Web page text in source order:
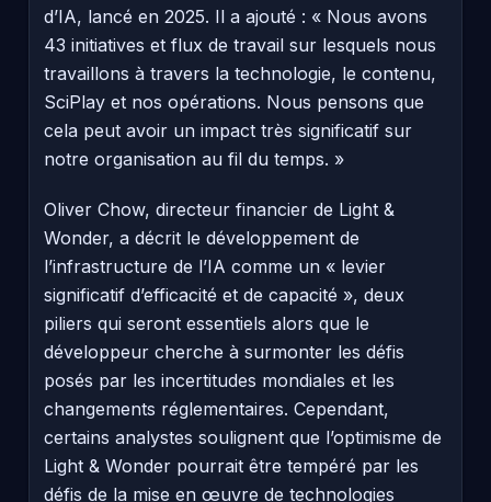
d’IA, lancé en 2025. Il a ajouté : « Nous avons
43 initiatives et flux de travail sur lesquels nous
travaillons à travers la technologie, le contenu,
SciPlay et nos opérations. Nous pensons que
cela peut avoir un impact très significatif sur
notre organisation au fil du temps. »
Oliver Chow, directeur financier de Light &
Wonder, a décrit le développement de
l’infrastructure de l’IA comme un « levier
significatif d’efficacité et de capacité », deux
piliers qui seront essentiels alors que le
développeur cherche à surmonter les défis
posés par les incertitudes mondiales et les
changements réglementaires. Cependant,
certains analystes soulignent que l’optimisme de
Light & Wonder pourrait être tempéré par les
défis de la mise en œuvre de technologies